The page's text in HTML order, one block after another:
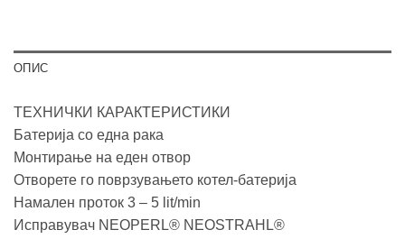
ОПИС
ТЕХНИЧКИ КАРАКТЕРИСТИКИ
Батерија со една рака
Монтирање на еден отвор
Отворете го поврзувањето котел-батерија
Намален проток 3 – 5 lit/min
Исправувач NEOPERL® NEOSTRAHL®